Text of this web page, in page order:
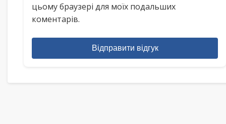
цьому браузері для моїх подальших
коментарів.
Відправити відгук